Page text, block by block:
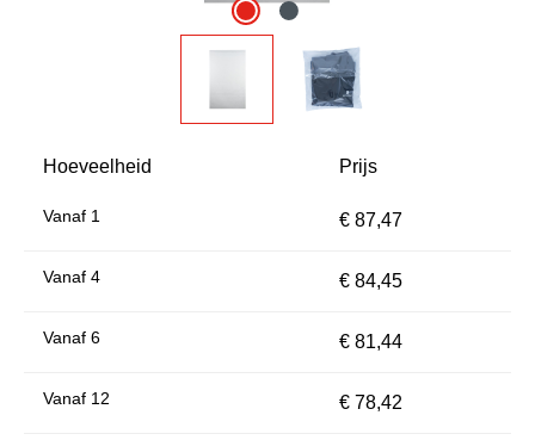
Hoeveelheid Prijs
Vanaf 1 € 87,47
Vanaf 4 € 84,45
Vanaf 6 € 81,44
Vanaf 12 € 78,42